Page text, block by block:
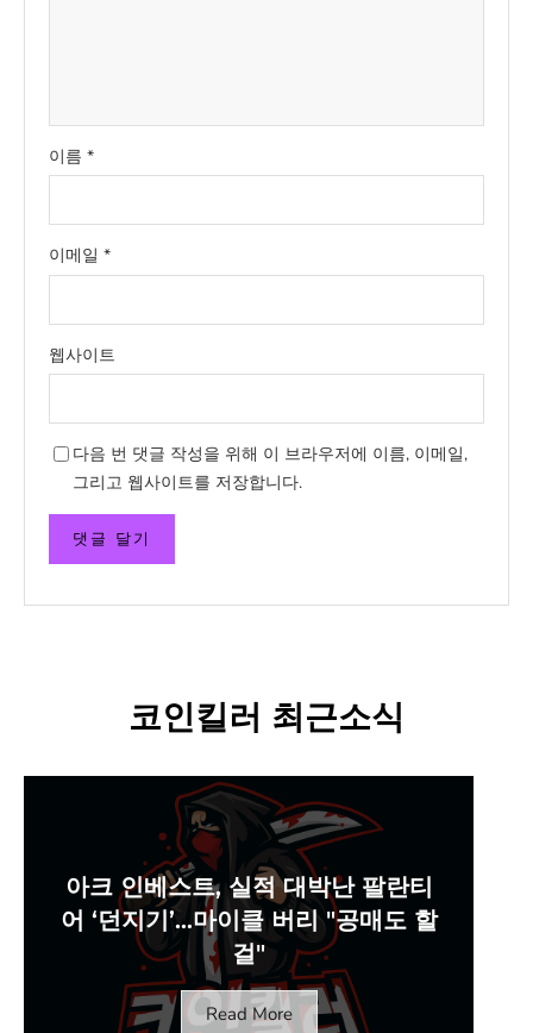
이름 *
이메일 *
웹사이트
다음 번 댓글 작성을 위해 이 브라우저에 이름, 이메일,
그리고 웹사이트를 저장합니다.
코인킬러 최근소식
아크 인베스트, 실적 대박난 팔란티
어 ‘던지기’…마이클 버리 "공매도 할
걸"
Read More